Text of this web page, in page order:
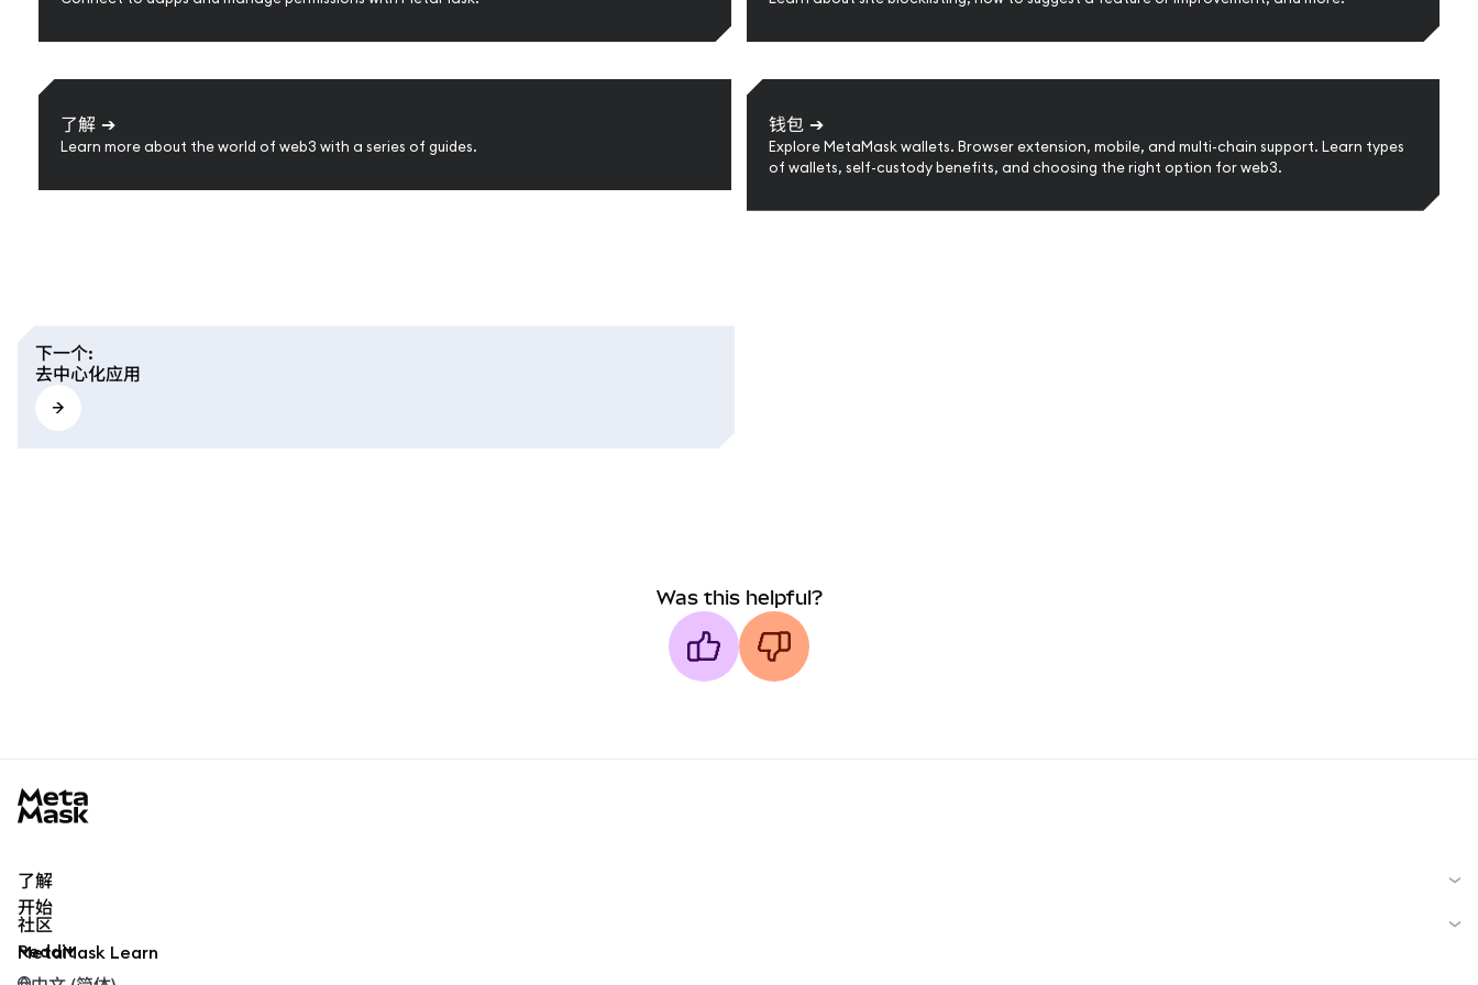
了解 ➔
Learn more about the world of web3 with a series of guides.
钱包 ➔
Explore MetaMask wallets. Browser extension, mobile, and multi-chain support. Learn types
of wallets, self-custody benefits, and choosing the right option for web3.
下一个:
去中心化应用
Was this helpful?
了解
开始
MetaMask Learn
社区
Reddit